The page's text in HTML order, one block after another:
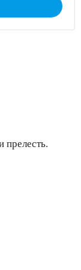
прелесть.